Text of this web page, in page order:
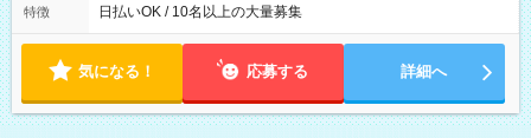
によって時間外での勤務可能性有り ※案件により多少の前後あ
特徴 日払いOK / 10名以上の大量募集
気になる！ 応募する 詳細へ